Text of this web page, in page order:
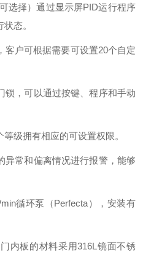
选择）通过显示屏PID运行程序
态。
客户可根据需要可设置20个自定
锁，可以通过按键、程序和手动
级拥有相应的可设置权限。
异常和偏离情况进行报警，能够
循环泵（Perfecta），安装有
内板的材料采用316L镜面不锈